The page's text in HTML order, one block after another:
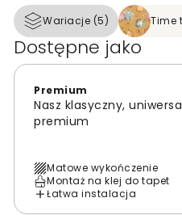
Wariacje (5) Time
Dostępne jako
Premium
Nasz klasyczny,
premium
Matowe wykończenie
Montaż na klej do tapet
Łatwa instalacja